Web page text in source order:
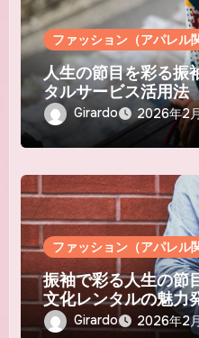
ファッション（アパレル
人生の節目を彩る振
タルサービス活用法
Girardo 2026年2
ファッション（アパレル
振袖で彩る人生の節
文化レンタルの魅力
Girardo 2026年2